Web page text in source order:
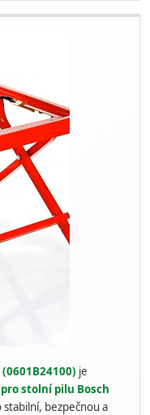
je
stolní pilu Bosch
stabilní, bezpečnou a